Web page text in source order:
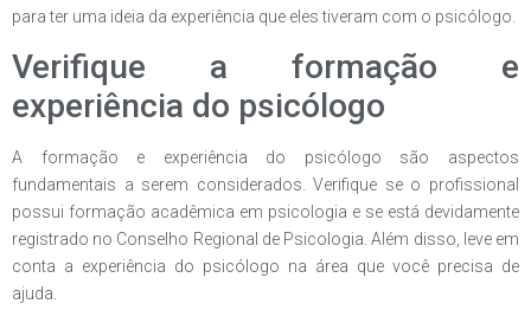
para ter uma ideia da experiência que eles tiveram com o psicólogo.
Verifique a formação e
experiência do psicólogo
A formação e experiência do psicólogo são aspectos
fundamentais a serem considerados. Verifique se o profissional
possui formação acadêmica em psicologia e se está devidamente
registrado no Conselho Regional de Psicologia. Além disso, leve em
conta a experiência do psicólogo na área que você precisa de
ajuda.